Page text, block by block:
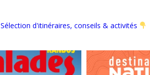
Sélection d'itinéraires, conseils & activités